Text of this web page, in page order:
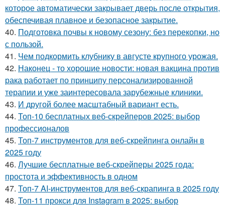
которое автоматически закрывает дверь после открытия,
обеспечивая плавное и безопасное закрытие.
40. Подготовка почвы к новому сезону: без перекопки, но
с пользой.
41. Чем подкормить клубнику в августе крупного урожая.
42. Наконец - то хорошие новости: новая вакцина против
рака работает по принципу персонализированной
терапии и уже заинтересовала зарубежные клиники.
43. И другой более масштабный вариант есть.
44. Топ-10 бесплатных веб-скрейперов 2025: выбор
профессионалов
45. Топ-7 инструментов для веб-скрейпинга онлайн в
2025 году
46. Лучшие бесплатные веб-скрейперы 2025 года:
простота и эффективность в одном
47. Топ-7 AI-инструментов для веб-скрапинга в 2025 году
48. Топ-11 прокси для Instagram в 2025: выбор